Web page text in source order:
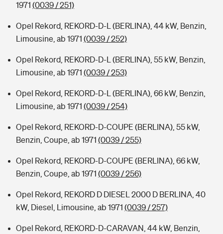
1971 (0039 / 251)
Opel Rekord, REKORD-D-L (BERLINA), 44 kW, Benzin,
Limousine, ab 1971 (0039 / 252)
Opel Rekord, REKORD-D-L (BERLINA), 55 kW, Benzin,
Limousine, ab 1971 (0039 / 253)
Opel Rekord, REKORD-D-L (BERLINA), 66 kW, Benzin,
Limousine, ab 1971 (0039 / 254)
Opel Rekord, REKORD-D-COUPE (BERLINA), 55 kW,
Benzin, Coupe, ab 1971 (0039 / 255)
Opel Rekord, REKORD-D-COUPE (BERLINA), 66 kW,
Benzin, Coupe, ab 1971 (0039 / 256)
Opel Rekord, REKORD D DIESEL 2000 D BERLINA, 40
kW, Diesel, Limousine, ab 1971 (0039 / 257)
Opel Rekord, REKORD-D-CARAVAN, 44 kW, Benzin,